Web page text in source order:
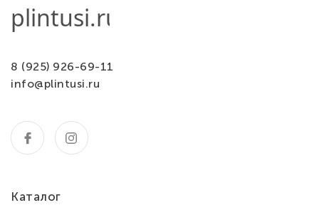
8 (925) 926-69-11
info@plintusi.ru
Каталог